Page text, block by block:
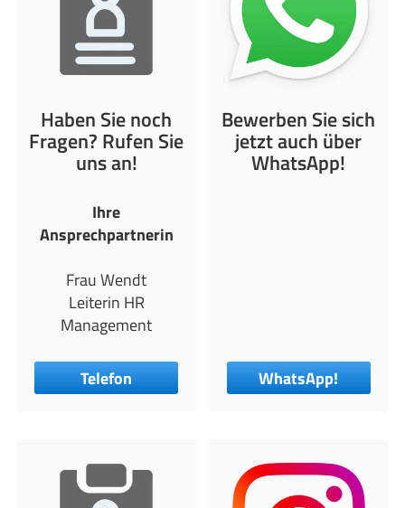
Haben Sie noch
Fragen? Rufen Sie
uns an!
Ihre
Ansprechpartnerin
Frau Wendt
Leiterin HR
Management
Telefon
Bewerben Sie sich
jetzt auch über
WhatsApp!
WhatsApp!